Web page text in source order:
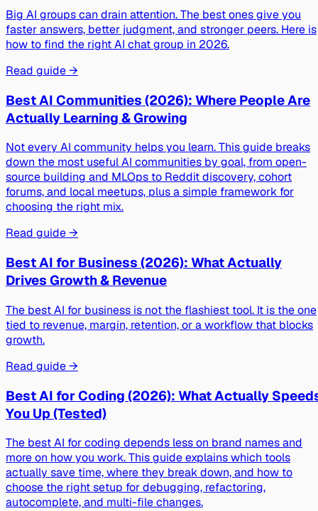
Big AI groups can drain attention. The best ones give you
faster answers, better judgment, and stronger peers. Here is
how to find the right AI chat group in 2026.
Read guide →
Best AI Communities (2026): Where People Are
Actually Learning & Growing
Not every AI community helps you learn. This guide breaks
down the most useful AI communities by goal, from open-
source building and MLOps to Reddit discovery, cohort
forums, and local meetups, plus a simple framework for
choosing the right mix.
Read guide →
Best AI for Business (2026): What Actually
Drives Growth & Revenue
The best AI for business is not the flashiest tool. It is the one
tied to revenue, margin, retention, or a workflow that blocks
growth.
Read guide →
Best AI for Coding (2026): What Actually
You Up (Tested)
The best AI for coding depends less on brand names and
more on how you work. This guide explains which tools
actually save time, where they break down, and how to
choose the right setup for debugging, refactoring,
autocomplete, and multi-file changes.